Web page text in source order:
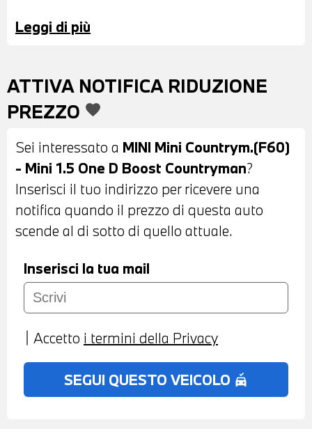
PORTATUTTO SUL TETTO - SENSORI DI
FENDINEBBIA LED - FARI LED CON
FUNZIONE CORNERING - INTERNI IN
VOLANTE SPORTIVO MULTIFUNZIONE IN
PELLE - CAMBIO MANUALE - CRUISE
CONTROL - BRACCIOLO ANTERIORE -
RADIO DAB - CHIAMATA D'EMERGENZA
INTELLIGENTE - TELESERVICES - RADIO
MINI VISUAL BOOST - CLIMATIZZATORE
MANUALE - POSSIBILITA' DI PROVA -
POSSIBILITA' DI PERMUTA - POSSIBILITA
L'INTERO IMPORTO
Leggi di più
ATTIVA NOTIFICA RIDUZIONE
PREZZO favorite
Sei interessato a MINI Mini Countrym.(F60)
- Mini 1.5 One D Boost Countryman?
Inserisci il tuo indirizzo per ricevere una
notifica quando il prezzo di questa auto
scende al di sotto di quello attuale.
Inserisci la tua mail
Accetto i termini della Privacy
SEGUI QUESTO VEICOLO no_crash